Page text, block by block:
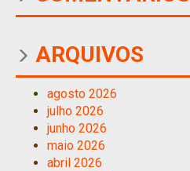
ARQUIVOS
agosto 2026
julho 2026
junho 2026
maio 2026
abril 2026